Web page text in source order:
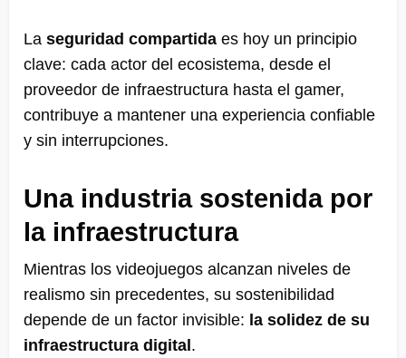
La seguridad compartida es hoy un principio
clave: cada actor del ecosistema, desde el
proveedor de infraestructura hasta el gamer,
contribuye a mantener una experiencia confiable
y sin interrupciones.
Una industria sostenida por
la infraestructura
Mientras los videojuegos alcanzan niveles de
realismo sin precedentes, su sostenibilidad
depende de un factor invisible: la solidez de su
infraestructura digital.